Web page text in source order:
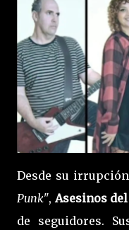
Desde su
Punk", Asesinos
de seguidores.